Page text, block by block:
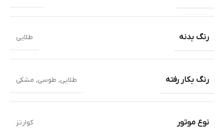
رنگ بدنه طلایی
رنگ بکار رفته طلایی, طوسی, مشکی
نوع موتور کوارتز